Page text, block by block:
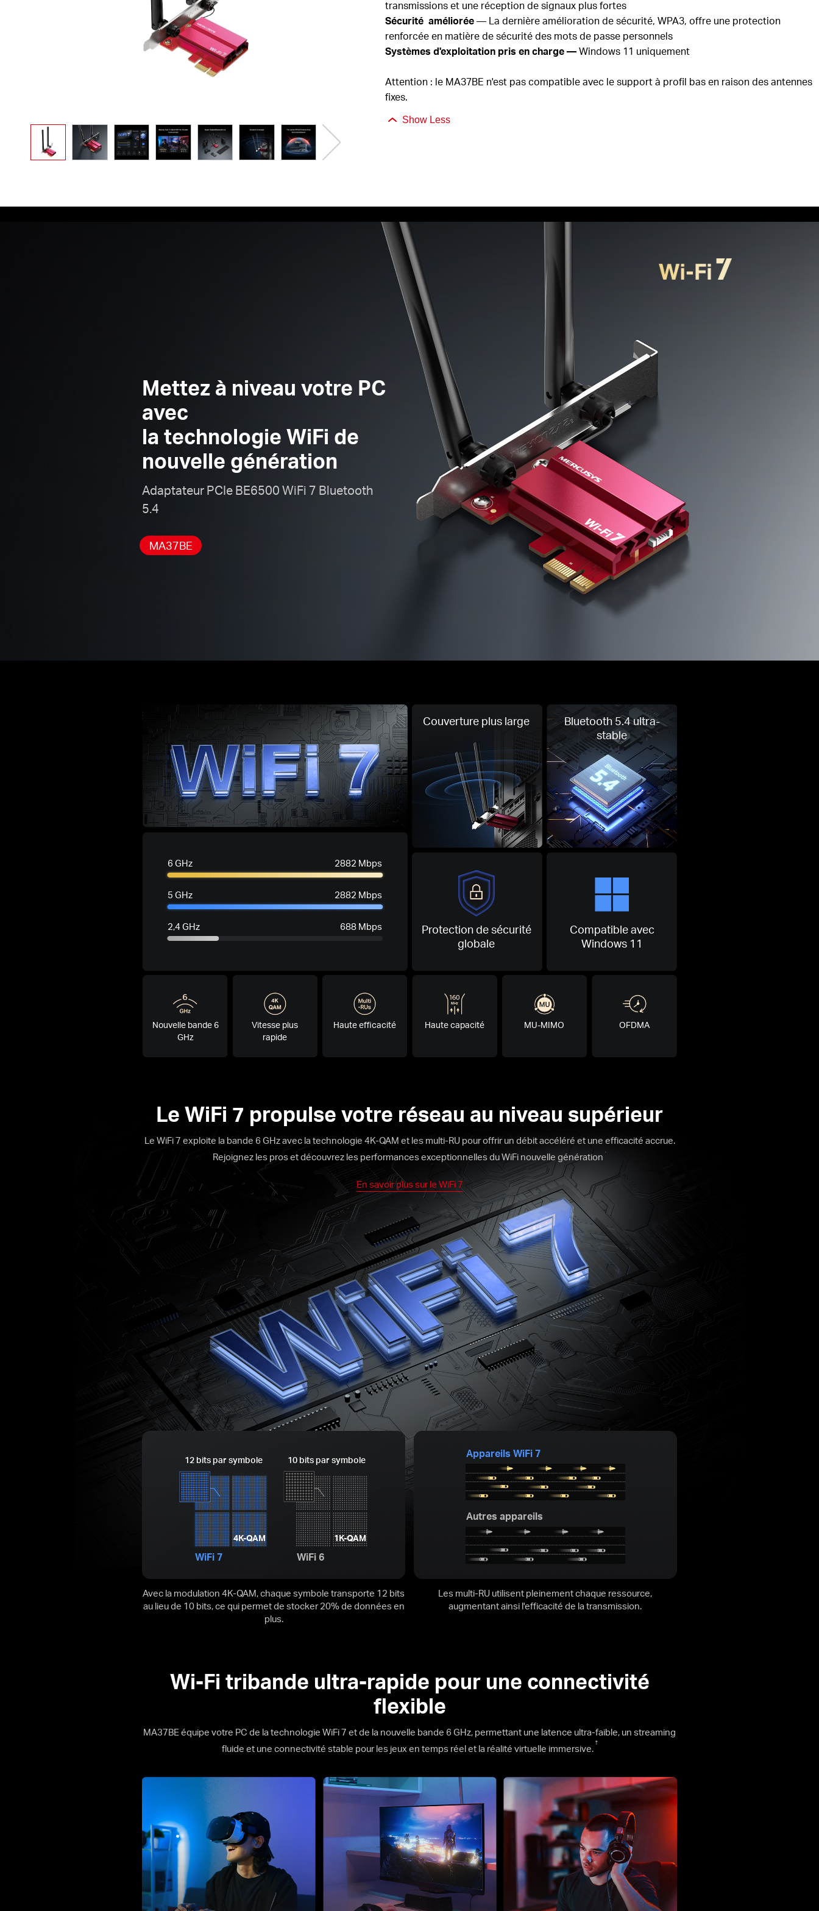
transmissions et une réception de signaux plus fortes
Sécurité améliorée— La dernière amélioration de sécurité, WPA3, offre une protection
renforcée en matière de sécurité des mots de passe personnels
Systèmes d'exploitation pris en charge—Windows 11 uniquement
Attention : le MA37BE n'est pas compatible avec le support à profil bas en raison des antennes
fixes.
Show Less
Mettez à niveau votre PC
avec
la technologie WiFi de
nouvelle génération
Adaptateur PCIe BE6500 WiFi 7 Bluetooth
5.4
MA37BE
Couverture plus large
Bluetooth 5.4 ultra-
stable
Protection de sécurité
globale
Compatible avec
Windows 11
Nouvelle bande 6
GHz
Vitesse plus
rapide
Haute efficacité Haute capacité MU-MIMO OFDMA
6 GHz 2882 Mbps
5 GHz 2882 Mbps
2,4 GHz 688 Mbps
Le WiFi 7 propulse votre réseau au niveau supérieur
Le WiFi 7 exploite la bande 6 GHz avec la technologie 4K-QAM et les multi-RU pour offrir un débit accéléré et une efficacité accrue.
Rejoignez les pros et découvrez les performances exceptionnelles du WiFi nouvelle génération
En savoir plus sur le WiFi 7
12 bits par symbole 10 bits par symbole
4K-QAM 1K-QAM
WiFi 7 WiFi 6
Avec la modulation 4K-QAM, chaque symbole transporte 12 bits
au lieu de 10 bits, ce qui permet de stocker 20% de données en
plus.
Appareils WiFi 7
Autres appareils
Les multi-RU utilisent pleinement chaque ressource,
augmentant ainsi l'efficacité de la transmission.
Wi-Fi tribande ultra-rapide pour une connectivité
flexible
MA37BE équipe votre PC de la technologie WiFi 7 et de la nouvelle bande 6 GHz, permettant une latence ultra-faible, un streaming
fluide et une connectivité stable pour les jeux en temps réel et la réalité virtuelle immersive.
†